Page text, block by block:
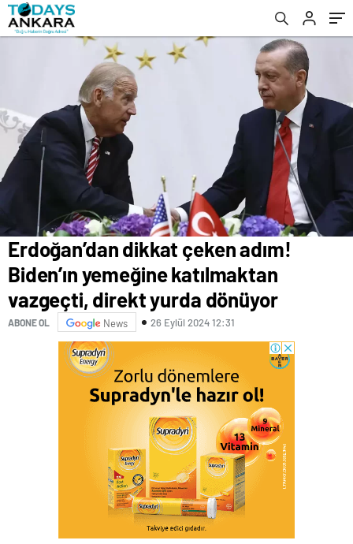
dönüyor
Erdoğan’dan dikkat çeken adım!
Biden’ın yemeğine katılmaktan
vazgeçti, direkt yurda dönüyor
ABONE OL News 26 Eylül 2024 12:31